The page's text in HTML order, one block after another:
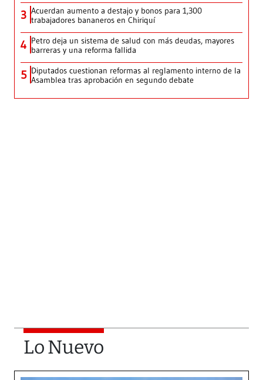
3 Acuerdan aumento a destajo y bonos para 1,300
trabajadores bananeros en Chiriquí
4 Petro deja un sistema de salud con más deudas, mayores
barreras y una reforma fallida
5 Diputados cuestionan reformas al reglamento interno de la
Asamblea tras aprobación en segundo debate
Lo Nuevo